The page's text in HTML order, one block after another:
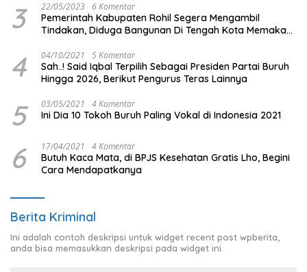
3 22/05/2023 6 Komentar
Pemerintah Kabupaten Rohil Segera Mengambil
Tindakan, Diduga Bangunan Di Tengah Kota Memakan
4 04/10/2021 5 Komentar
Sah..! Said Iqbal Terpilih Sebagai Presiden Partai Buruh
Hingga 2026, Berikut Pengurus Teras Lainnya
5 03/05/2021 4 Komentar
Ini Dia 10 Tokoh Buruh Paling Vokal di Indonesia 2021
6 17/04/2021 4 Komentar
Butuh Kaca Mata, di BPJS Kesehatan Gratis Lho, Begini
Cara Mendapatkanya
Berita Kriminal
Ini adalah contoh deskripsi untuk widget recent post wpberita,
anda bisa memasukkan deskripsi pada widget ini.